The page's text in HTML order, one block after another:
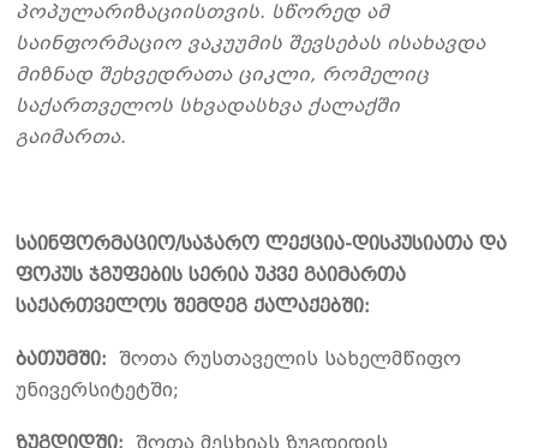
პოპულარიზაციისთვის. სწორედ ამ
საინფორმაციო ვაკუუმის შევსებას ისახავდა
მიზნად შეხვედრათა ციკლი, რომელიც
საქართველოს სხვადასხვა ქალაქში
გაიმართა.
საინფორმაციო/საჯარო ლექცია-დისკუსიათა და
ფოკუს ჯგუფების სერია უკვე გაიმართა
საქართველოს შემდეგ ქალაქებში:
ბათუმში:შოთა რუსთაველის სახელმწიფო
უნივერსიტეტში;